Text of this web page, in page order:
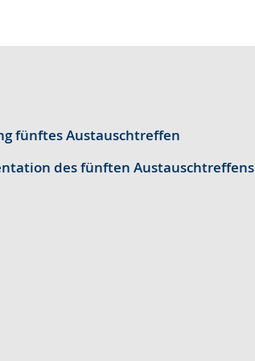
fünftes Austauschtreffen
des fünften Austauschtreffens